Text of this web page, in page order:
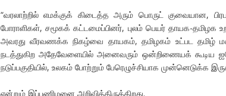
“வரலாற்றில் எமக்குக் கிடைத்த அரும் பொருட் குவையான,
போராளிகள், சமூகக் கட்டமைப்பினர், புலம் பெயர் தாயக-
அவரது வீரவணக்க நிகழ்வை தாயகம், தமிழகம் உட்பட தமிழ்
நடத்துகிற அதேவேளையில் அனைவரும் ஒன்றிணையக் கூடிய
நடுப்பகுதியில், உலகம் போற்றும் பேரெழுச்சியாக முன்னெடுக்க
என்றும் இப்பணிமனை அறிவித்திருக்கிறது.